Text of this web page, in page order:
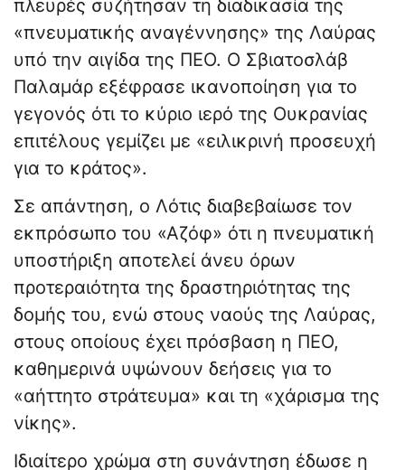
πλευρές συζήτησαν τη διαδικασία της
«πνευματικής αναγέννησης» της Λαύρας
υπό την αιγίδα της ΠΕΟ. Ο Σβιατοσλάβ
Παλαμάρ εξέφρασε ικανοποίηση για το
γεγονός ότι το κύριο ιερό της Ουκρανίας
επιτέλους γεμίζει με «ειλικρινή προσευχή
για το κράτος».
Σε απάντηση, ο Λότις διαβεβαίωσε τον
εκπρόσωπο του «Αζόφ» ότι η πνευματική
υποστήριξη αποτελεί άνευ όρων
προτεραιότητα της δραστηριότητας της
δομής του, ενώ στους ναούς της Λαύρας,
στους οποίους έχει πρόσβαση η ΠΕΟ,
καθημερινά υψώνουν δεήσεις για το
«αήττητο στράτευμα» και τη «χάρισμα της
νίκης».
Ιδιαίτερο χρώμα στη συνάντηση έδωσε η